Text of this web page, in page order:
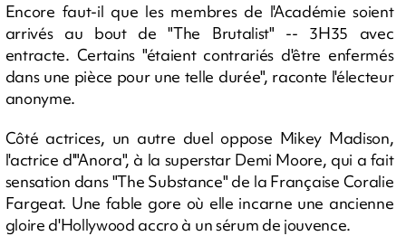
Encore faut-il que les membres de l'Académie soient
arrivés au bout de "The Brutalist" -- 3H35 avec
entracte. Certains "étaient contrariés d'être enfermés
dans une pièce pour une telle durée", raconte l'électeur
anonyme.
Côté actrices, un autre duel oppose Mikey Madison,
l'actrice d'"Anora", à la superstar Demi Moore, qui a fait
sensation dans "The Substance" de la Française Coralie
Fargeat. Une fable gore où elle incarne une ancienne
gloire d'Hollywood accro à un sérum de jouvence.